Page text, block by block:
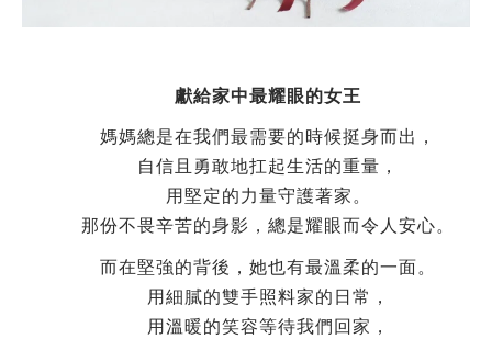
獻給家中最耀眼的女王
媽媽總是在我們最需要的時候挺身而出，
自信且勇敢地扛起生活的重量，
用堅定的力量守護著家。
那份不畏辛苦的身影，總是耀眼而令人安心。
而在堅強的背後，她也有最溫柔的一面。
用細膩的雙手照料家的日常，
用溫暖的笑容等待我們回家，